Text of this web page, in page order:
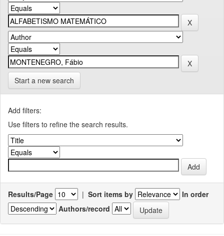
Start a new search
Add filters:
Use filters to refine the search results.
Results/Page | Sort items by
In order
Authors/record